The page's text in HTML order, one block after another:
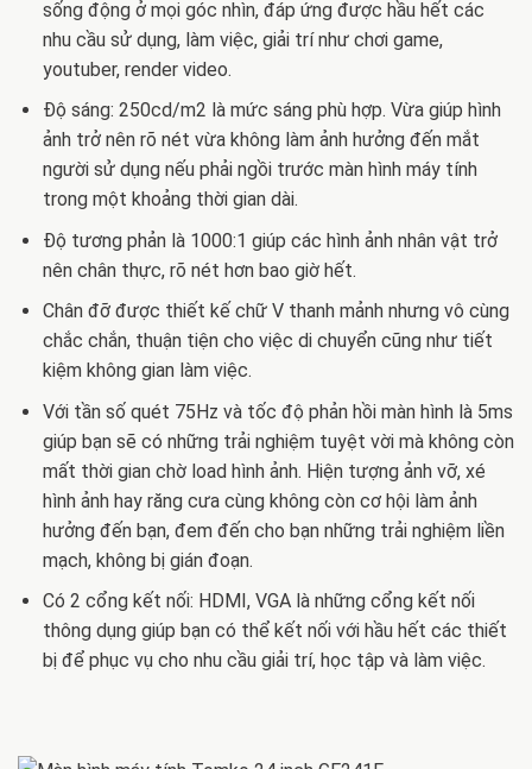
sống động ở mọi góc nhìn, đáp ứng được hầu hết các
nhu cầu sử dụng, làm việc, giải trí như chơi game,
youtuber, render video.
Độ sáng: 250cd/m2 là mức sáng phù hợp. Vừa giúp hình
ảnh trở nên rõ nét vừa không làm ảnh hưởng đến mắt
người sử dụng nếu phải ngồi trước màn hình máy tính
trong một khoảng thời gian dài.
Độ tương phản là 1000:1 giúp các hình ảnh nhân vật trở
nên chân thực, rõ nét hơn bao giờ hết.
Chân đỡ được thiết kế chữ V thanh mảnh nhưng vô cùng
chắc chắn, thuận tiện cho việc di chuyển cũng như tiết
kiệm không gian làm việc.
Với tần số quét 75Hz và tốc độ phản hồi màn hình là 5ms
giúp bạn sẽ có những trải nghiệm tuyệt vời mà không còn
mất thời gian chờ load hình ảnh. Hiện tượng ảnh vỡ, xé
hình ảnh hay răng cưa cùng không còn cơ hội làm ảnh
hưởng đến bạn, đem đến cho bạn những trải nghiệm liền
mạch, không bị gián đoạn.
Có 2 cổng kết nối: HDMI, VGA là những cổng kết nối
thông dụng giúp bạn có thể kết nối với hầu hết các thiết
bị để phục vụ cho nhu cầu giải trí, học tập và làm việc.